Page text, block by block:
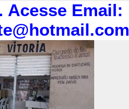
Acesse Email: